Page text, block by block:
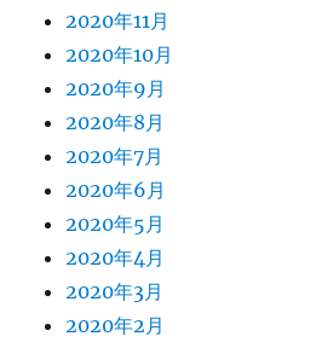
2020年11月
2020年10月
2020年9月
2020年8月
2020年7月
2020年6月
2020年5月
2020年4月
2020年3月
2020年2月